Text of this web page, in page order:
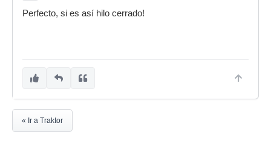
Perfecto, si es así hilo cerrado!
« Ir a Traktor